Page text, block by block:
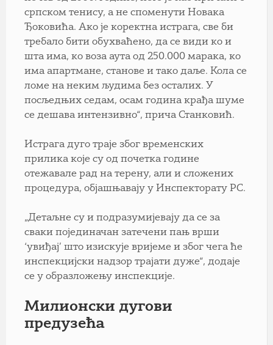
српском тенису, а не споменути Новака
Ђоковића. Ако је коректна истрага, све би
требало бити обухваћено, да се види ко и
шта има, ко воза аута од 250.000 марака, ко
има апартмане, станове и тако даље. Кола се
ломе на неким људима без осталих. У
посљедњих седам, осам година крађа шуме
се дешава интензивно“, прича Станковић.
Истрага дуго траје због временских
прилика које су од почетка године
отежавале рад на терену, али и сложених
процедура, објашњавају у Инспекторату РС.
„Детаљне су и подразумијевају да се за
сваки појединачан затечени пањ врши
‘увиђај’ што изискује вријеме и због чега ће
инспекцијски надзор трајати дуже“, додаје
се у образложењу инспекције.
Милионски дугови
предузећа